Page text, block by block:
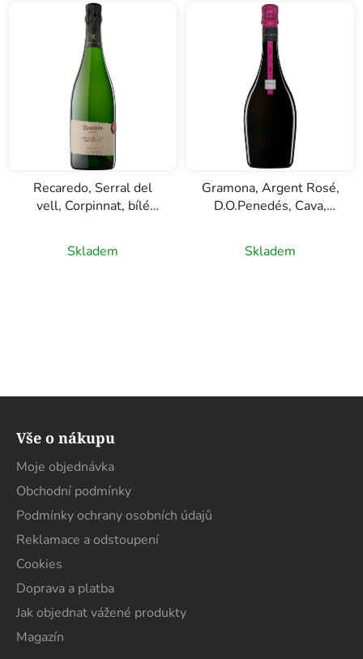
Recaredo, Serral del
vell, Corpinnat, bílé
Skladem
Gramona, Argent Rosé,
D.O.Penedés, Cava,
0,75l
Skladem
Vše o nákupu
Moje objednávka
Obchodní podmínky
Podmínky ochrany osobních údajů
Reklamace a odstoupení
Cookies
Doprava a platba
Jak objednat vážené produkty
Magazín